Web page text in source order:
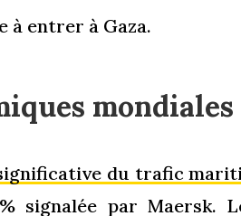
à entrer à Gaza.
mondiales
du trafic
signalée par Maersk.